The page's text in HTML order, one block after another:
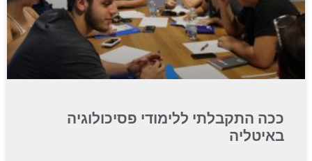
ככה התקבלתי ללימודי פסיכולוגיה
באיטליה